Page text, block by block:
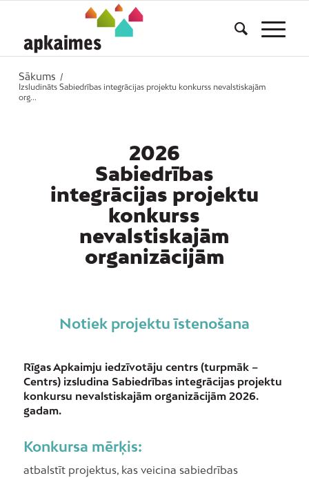
Sākums
/
Izsludināts Sabiedrības integrācijas projektu konkurss nevalstiskajām
org...
2026
Sabiedrības
integrācijas projektu
konkurss
nevalstiskajām
organizācijām
Notiek projektu īstenošana
Rīgas Apkaimju iedzīvotāju centrs (turpmāk –
Centrs) izsludina Sabiedrības integrācijas projektu
konkursu nevalstiskajām organizācijām 2026.
gadam.
Konkursa mērķis:
atbalstīt projektus, kas veicina sabiedrības